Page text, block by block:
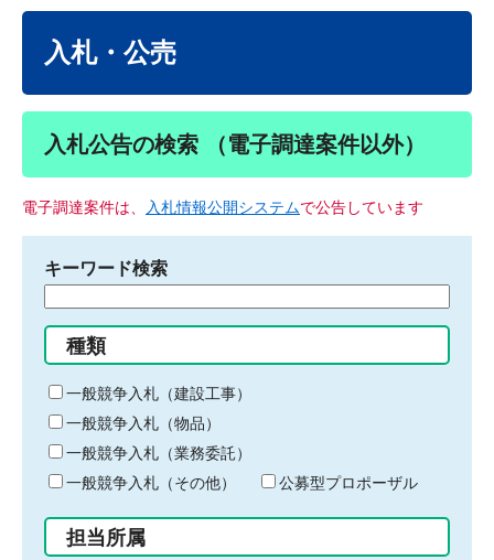
入札・公売
入札公告の検索 （電子調達案件以外）
電子調達案件は、 入札情報公開システムで公告しています
キーワード検索
る
キ
ー
ワ
ー
ド
入
力
種類
一般競争入札（建設工事）
一般競争入札（物品）
一般競争入札（業務委託）
一般競争入札（その他）
公募型プロポーザル
担当所属